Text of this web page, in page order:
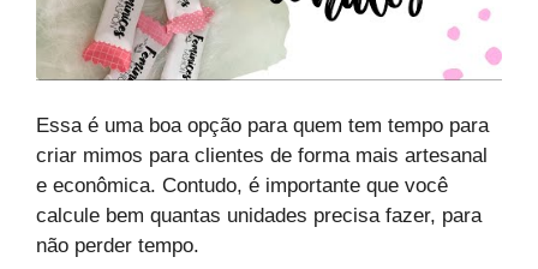
Essa é uma boa opção para quem tem tempo para
criar mimos para clientes de forma mais artesanal
e econômica. Contudo, é importante que você
calcule bem quantas unidades precisa fazer, para
não perder tempo.